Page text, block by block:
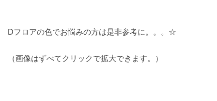
Dフロアの色でお悩みの方は是非参考に。。。☆
（画像はずべてクリックで拡大できます。）